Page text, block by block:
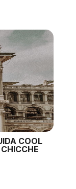
COOL